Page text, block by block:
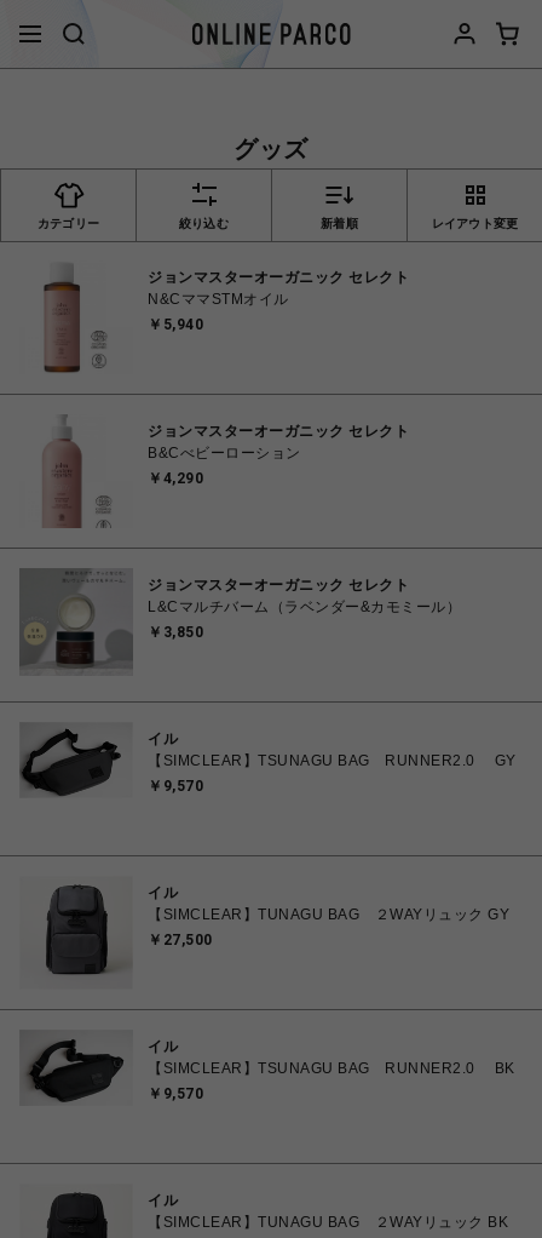
グッズ
カテゴリー 絞り込む 新着順 レイアウト変更
ジョンマスターオーガニック セレクト
N&CママSTMオイル
￥5,940
ジョンマスターオーガニック セレクト
B&Cべビーローション
￥4,290
ジョンマスターオーガニック セレクト
L&Cマルチバーム（ラベンダー&カモミール）
￥3,850
イル
【SIMCLEAR】TSUNAGU BAG RUNNER2.0 GY
￥9,570
イル
【SIMCLEAR】TUNAGU BAG ２WAYリュック GY
￥27,500
イル
【SIMCLEAR】TSUNAGU BAG RUNNER2.0 BK
￥9,570
イル
【SIMCLEAR】TUNAGU BAG ２WAYリュック BK